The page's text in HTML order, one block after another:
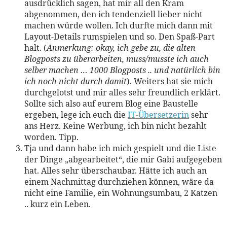
ausdrücklich sagen, hat mir all den Kram
abgenommen, den ich tendenziell lieber nicht
machen würde wollen. Ich durfte mich dann mit
Layout-Details rumspielen und so. Den Spaß-Part
halt. (Anmerkung: okay, ich gebe zu, die alten
Blogposts zu überarbeiten, muss/musste ich auch
selber machen … 1000 Blogposts .. und natürlich bin
ich noch nicht durch damit). Weiters hat sie mich
durchgelotst und mir alles sehr freundlich erklärt.
Sollte sich also auf eurem Blog eine Baustelle
ergeben, lege ich euch die IT-Übersetzerinsehr
ans Herz. Keine Werbung, ich bin nicht bezahlt
worden. Tipp.
Tja und dann habe ich mich gespielt und die Liste
der Dinge „abgearbeitet“, die mir Gabi aufgegeben
hat. Alles sehr überschaubar. Hätte ich auch an
einem Nachmittag durchziehen können, wäre da
nicht eine Familie, ein Wohnungsumbau, 2 Katzen
.. kurz ein Leben.